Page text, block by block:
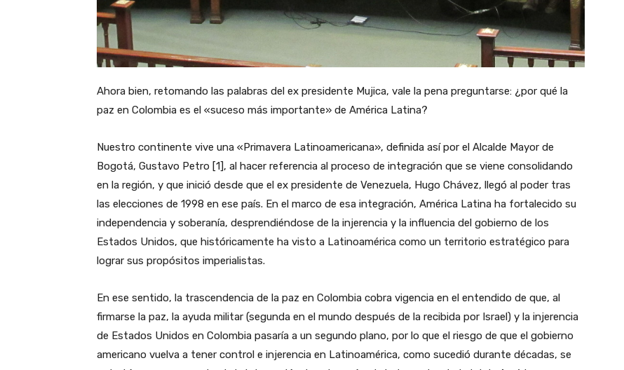
Ahora bien, retomando las palabras del ex presidente Mujica, vale la pena preguntarse: ¿por qué la
paz en Colombia es el «suceso más importante» de América Latina?
Nuestro continente vive una «Primavera Latinoamericana», definida así por el Alcalde Mayor de
Bogotá, Gustavo Petro [1], al hacer referencia al proceso de integración que se viene consolidando
en la región, y que inició desde que el ex presidente de Venezuela, Hugo Chávez, llegó al poder tras
las elecciones de 1998 en ese país. En el marco de esa integración, América Latina ha fortalecido su
independencia y soberanía, desprendiéndose de la injerencia y la influencia del gobierno de los
Estados Unidos, que históricamente ha visto a Latinoamérica como un territorio estratégico para
lograr sus propósitos imperialistas.
En ese sentido, la trascendencia de la paz en Colombia cobra vigencia en el entendido de que, al
firmarse la paz, la ayuda militar (segunda en el mundo después de la recibida por Israel) y la injerencia
de Estados Unidos en Colombia pasaría a un segundo plano, por lo que el riesgo de que el gobierno
americano vuelva a tener control e injerencia en Latinoamérica, como sucedió durante décadas, se